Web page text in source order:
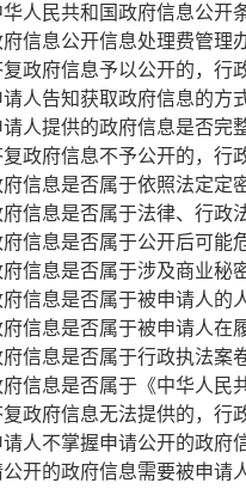
华人民共和国政府信息公
府信息公开信息处理费管理
府信息予以公开的，行
请人告知获取政府信息的方
人提供的政府信息是否完
府信息不予公开的，行
府信息是否属于依照法定定
府信息是否属于法律、行政
府信息是否属于公开后可
府信息是否属于涉及商业
府信息是否属于被申请人
府信息是否属于被申请人
信息是否属于行政执法案
府信息是否属于《中华人
府信息无法提供的，行
人不掌握申请公开的政府
公开的政府信息需要被申请